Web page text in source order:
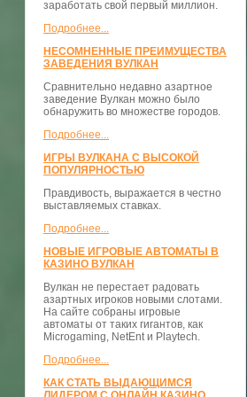
заработать свой первый миллион.
Подробнее...
НЕСОМНЕННЫЕ ПРЕИМУЩЕСТВА
ЗАВЕДЕНИЯ ВУЛКАН
Сравнительно недавно азартное
заведение Вулкан можно было
обнаружить во множестве городов.
Подробнее...
ИГРЫ ВУЛКАНА С ВЫСОКОЙ
ПОПУЛЯРНОСТЬЮ
Правдивость, выражается в честно
выставляемых ставках.
Подробнее...
НОВЫЕ ИГРОВЫЕ АВТОМАТЫ В
КАЗИНО ВУЛКАН
Вулкан не перестает радовать
азартных игроков новыми слотами.
На сайте собраны игровые
автоматы от таких гигантов, как
Microgaming, NetEnt и Playtech.
Подробнее...
КАК СТАТЬ ВЫДАЮЩИМСЯ